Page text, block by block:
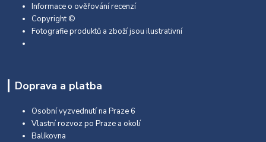
Informace o ověřování recenzí
Copyright ©
Fotografie produktů a zboží jsou ilustrativní
Doprava a platba
Osobní vyzvednutí na Praze 6
Vlastní rozvoz po Praze a okolí
Balíkovna